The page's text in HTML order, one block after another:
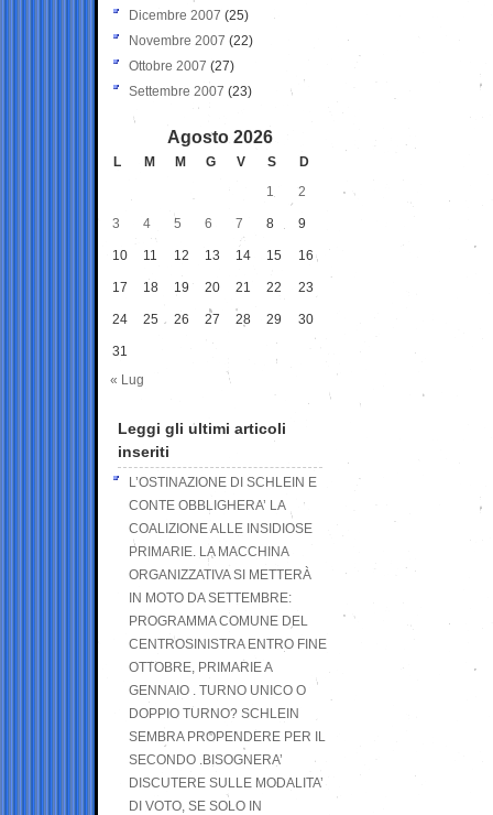
Dicembre 2007 (25)
Novembre 2007 (22)
Ottobre 2007 (27)
Settembre 2007 (23)
Agosto 2026
L M M G V S
D
1
2
3 4 5 6 7 8 9
10 11 12 13 14 15 16
17 18 19 20 21 22 23
24 25 26 27 28 29 30
31
« Lug
Leggi gli ultimi articoli
inseriti
L’OSTINAZIONE DI SCHLEIN E
CONTE OBBLIGHERA’ LA
COALIZIONE ALLE INSIDIOSE
PRIMARIE. LA MACCHINA
ORGANIZZATIVA SI METTERÀ
IN MOTO DA SETTEMBRE:
PROGRAMMA COMUNE DEL
CENTROSINISTRA ENTRO FINE
OTTOBRE, PRIMARIE A
GENNAIO . TURNO UNICO O
DOPPIO TURNO? SCHLEIN
SEMBRA PROPENDERE PER IL
SECONDO .BISOGNERA’
DISCUTERE SULLE MODALITA’
DI VOTO, SE SOLO IN